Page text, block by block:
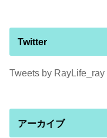
Twitter
Tweets by RayLife_ray
アーカイブ